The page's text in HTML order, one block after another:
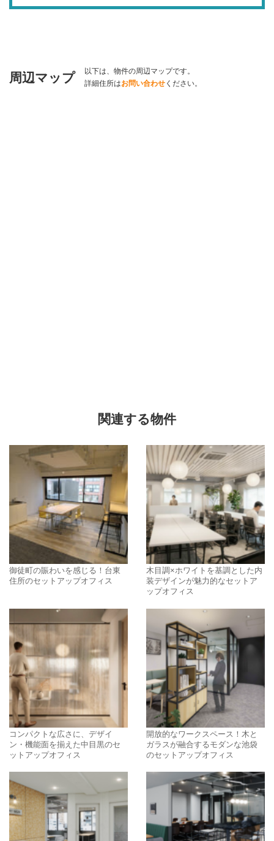
周辺マップ
以下は、物件の周辺マップです。
詳細住所はお問い合わせ ください。
関連する物件
御徒町の賑わいを感じる！台東
住所のセットアップオフィス
木目調×ホワイトを基調とした内
装デザインが魅力的なセットア
ップオフィス
コンパクトな広さに、デザイ
ン・機能面を揃えた中目黒のセ
ットアップオフィス
開放的なワークスペース！木と
ガラスが融合するモダンな池袋
のセットアップオフィス